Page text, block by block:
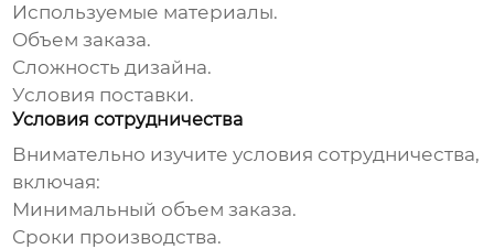
Используемые материалы.
Объем заказа.
Сложность дизайна.
Условия поставки.
Условия сотрудничества
Внимательно изучите условия сотрудничества,
включая:
Минимальный объем заказа.
Сроки производства.